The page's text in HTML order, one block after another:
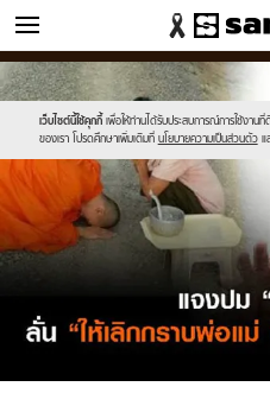
ข่าว
เว็บไซต์นี้ใช้คุกกี้ เพื่อให้ท่านได้รับประสบการณ์การใช้งาน
ของเรา โปรดศึกษาเพิ่มเติมที่ นโยบายความเป็นส่วนตัว แ
Sanook
//s.isanook.com/sr/0/images/logo-
new-
sanook.png
600
60
//s.isanook.com/ns/0/ud/369/